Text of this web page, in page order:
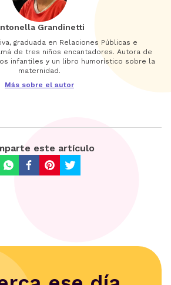
Grandinetti
graduada en Relaciones Públicas e
de tres niños encantadores. Autora de
infantiles y un libro humorístico sobre la
maternidad.
Más sobre el autor
este artículo